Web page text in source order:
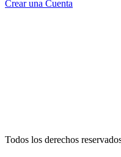
Crear una Cuenta
Todos los derechos